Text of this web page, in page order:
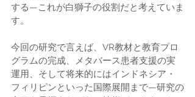
する—これが白獅子の役割だと考えていま
す。
今回の研究で言えば、VR教材と教育プロ
グラムの完成、メタバース患者支援の実
運用、そして将来的にはインドネシア・
フィリピンといった国際展開まで—研究の